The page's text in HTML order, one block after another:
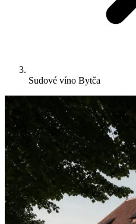
Sudové víno Bytča